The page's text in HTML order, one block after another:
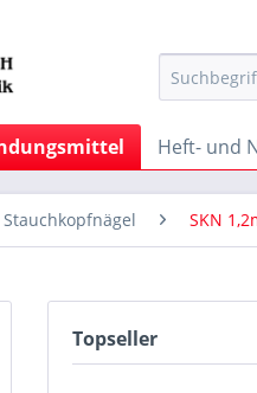
Heft- und
SKN
Topseller